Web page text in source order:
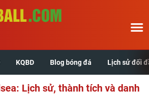
KQBD Blog bóng đá Lịch sử đối
Lịch sử, thành tích và danh